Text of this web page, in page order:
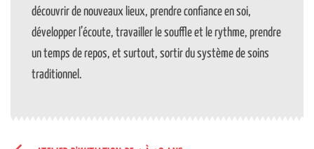
découvrir de nouveaux lieux, prendre confiance en soi,
développer l’écoute, travailler le souffle et le rythme, prendre
un temps de repos, et surtout, sortir du système de soins
traditionnel.